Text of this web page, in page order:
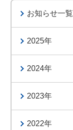
お知らせ一覧
2025
2024
2023
2022